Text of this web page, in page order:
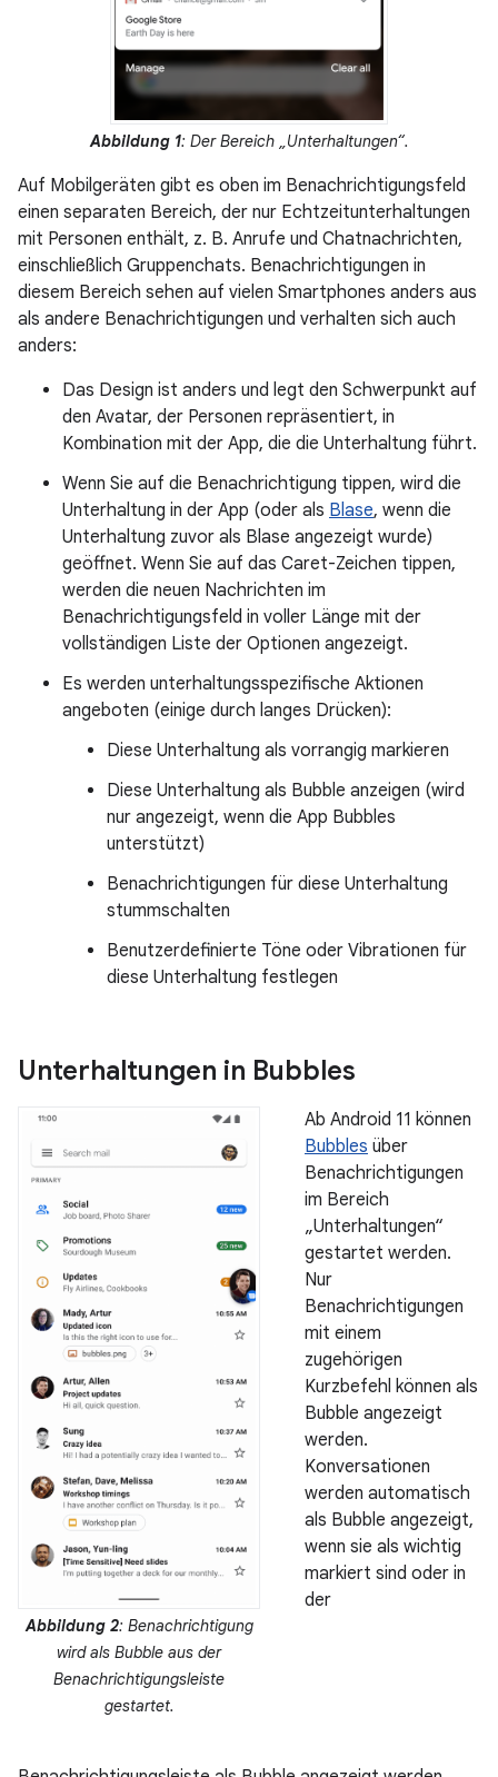
Abbildung 1: Der Bereich „Unterhaltungen“.
Auf Mobilgeräten gibt es oben im Benachrichtigungsfeld
einen separaten Bereich, der nur Echtzeitunterhaltungen
mit Personen enthält, z. B. Anrufe und Chatnachrichten,
einschließlich Gruppenchats. Benachrichtigungen in
diesem Bereich sehen auf vielen Smartphones anders aus
als andere Benachrichtigungen und verhalten sich auch
anders:
Das Design ist anders und legt den Schwerpunkt auf
den Avatar, der Personen repräsentiert, in
Kombination mit der App, die die Unterhaltung führt.
Wenn Sie auf die Benachrichtigung tippen, wird die
Unterhaltung in der App (oder als Blase, wenn die
Unterhaltung zuvor als Blase angezeigt wurde)
geöffnet. Wenn Sie auf das Caret-Zeichen tippen,
werden die neuen Nachrichten im
Benachrichtigungsfeld in voller Länge mit der
vollständigen Liste der Optionen angezeigt.
Es werden unterhaltungsspezifische Aktionen
angeboten (einige durch langes Drücken):
Diese Unterhaltung als vorrangig markieren
Diese Unterhaltung als Bubble anzeigen (wird
nur angezeigt, wenn die App Bubbles
unterstützt)
Benachrichtigungen für diese Unterhaltung
stummschalten
Benutzerdefinierte Töne oder Vibrationen für
diese Unterhaltung festlegen
Unterhaltungen in Bubbles
Abbildung 2: Benachrichtigung
wird als Bubble aus der
Benachrichtigungsleiste
gestartet.
Ab Android 11 können
Bubbles über
Benachrichtigungen
im Bereich
„Unterhaltungen“
gestartet werden.
Nur
Benachrichtigungen
mit einem
zugehörigen
Kurzbefehl können als
Bubble angezeigt
werden.
Konversationen
werden automatisch
als Bubble angezeigt,
wenn sie als wichtig
markiert sind oder in
der